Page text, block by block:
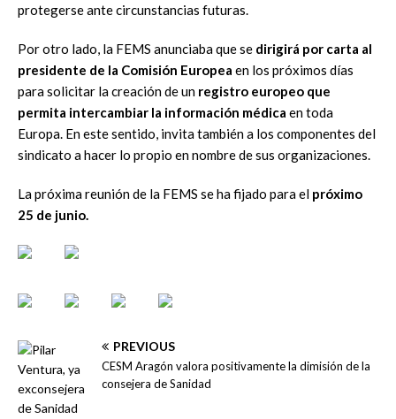
protegerse ante circunstancias futuras.
Por otro lado, la FEMS anunciaba que se dirigirá por carta al
presidente de la Comisión Europea en los próximos días
para solicitar la creación de un registro europeo que
permita intercambiar la información médica en toda
Europa. En este sentido, invita también a los componentes del
sindicato a hacer lo propio en nombre de sus organizaciones.
La próxima reunión de la FEMS se ha fijado para el próximo
25 de junio.
PREVIOUS
CESM Aragón valora positivamente la dimisión de la
consejera de Sanidad